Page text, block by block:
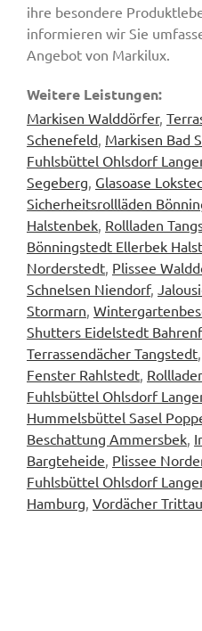
ihre besondere
informieren wir Sie
Angebot von Markilux.
Weitere Leistungen:
Markisen Walddörfer,
Schenefeld Markisen Bad
Fuhlsbüttel Ohlsdorf
Segeberg Glasoase
Sicherheitsrollläden
Halstenbek Rollladen
Bönningstedt Ellerbek
Norderstedt Plissee
Schnelsen Niendorf,
Stormarn
Shutters Eidelstedt
Terrassendächer Tangstedt
Fenster Rahlstedt
Fuhlsbüttel Ohlsdorf
Hummelsbüttel Sasel
Beschattung Ammersbek
Bargteheide Plissee
Fuhlsbüttel Ohlsdorf
Hamburg Vordächer Trittau